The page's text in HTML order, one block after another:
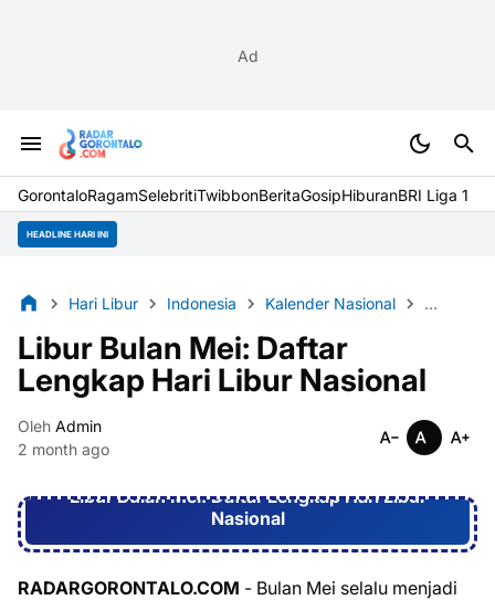
Ad
GorontaloRagamSelebritiTwibbonBeritaGosipHiburanBRI Liga 1
HEADLINE HARI INI
Hari Libur Indonesia Kalender Nasional Libur
Libur Bulan Mei: Daftar
Lengkap Hari Libur Nasional
Oleh Admin
2 month ago
Libur Bulan Mei: Daftar Lengkap Hari Libur
Nasional
RADARGORONTALO.COM - Bulan Mei selalu menjadi